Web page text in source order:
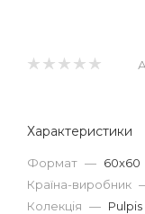
Характеристики
Формат — 60x60
Країна-виробник
Колекція — Pulpis